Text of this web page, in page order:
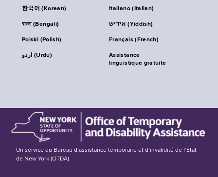
한국어 (Korean) Italiano (Italian)
বাংলা (Bengali) אידיש (Yiddish)
Polski (Polish) Français (French)
اردو (Urdu)
Assistance
linguistique gratuite
Un service du Bureau d’assistance temporaire et d’invalidité de l’État
de New York (OTDA)